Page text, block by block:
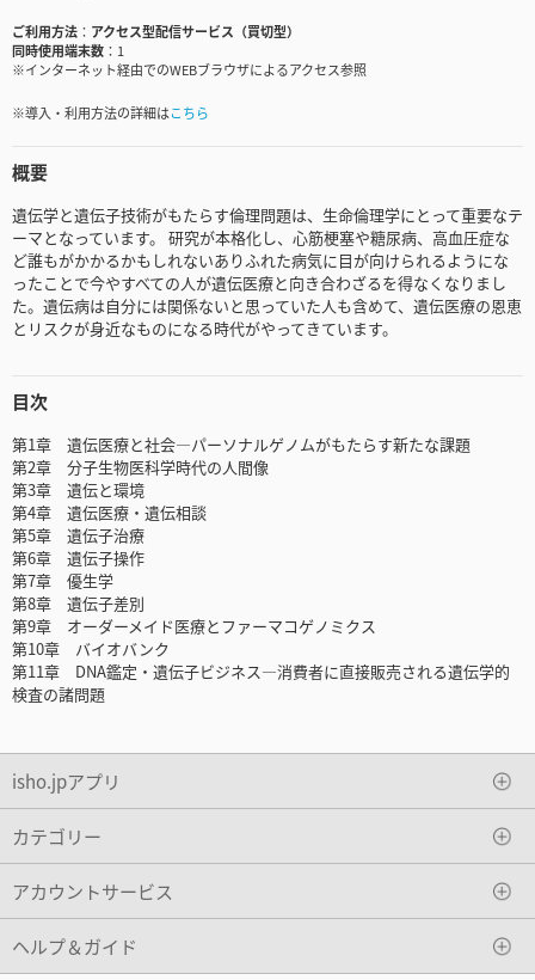
ご利用方法
アクセス型配信サービス（買切型）
同時使用端末数
1
※インターネット経由でのWEBブラウザによるアクセス参照
※導入・利用方法の詳細はこちら
概要
遺伝学と遺伝子技術がもたらす倫理問題は、生命倫理学にとって重要なテ
ーマとなっています。 研究が本格化し、心筋梗塞や糖尿病、高血圧症な
ど誰もがかかるかもしれないありふれた病気に目が向けられるようにな
ったことで今やすべての人が遺伝医療と向き合わざるを得なくなりまし
た。遺伝病は自分には関係ないと思っていた人も含めて、遺伝医療の恩恵
とリスクが身近なものになる時代がやってきています。
目次
第1章 遺伝医療と社会―パーソナルゲノムがもたらす新たな課題
第2章 分子生物医科学時代の人間像
第3章 遺伝と環境
第4章 遺伝医療・遺伝相談
第5章 遺伝子治療
第6章 遺伝子操作
第7章 優生学
第8章 遺伝子差別
第9章 オーダーメイド医療とファーマコゲノミクス
第10章 バイオバンク
第11章 DNA鑑定・遺伝子ビジネス―消費者に直接販売される遺伝学的
検査の諸問題
isho.jpアプリ
カテゴリー
アカウントサービス
ヘルプ＆ガイド